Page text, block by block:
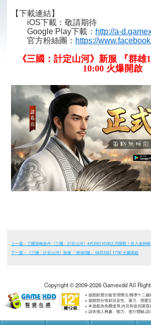
【下載連結】
iOS下載：敬請期待
Google Play下載： http://a-
官方粉絲團： https://
《三國：計定山河》新服 『群雄
10:00 火爆開啟
上一篇：三國策略新作《三國：計定山河》4月23日10:00正式開戰！登入送神
下一篇：《三國：計定山河》新服 『群雄2服』 04月23日 17:00 火爆開啟
Copyright © 2009-2026 Gamexdd All
※ 遊戲軟體分級管理辦法:輔導十二歲
※ 遊戲部分情節涉及性、暴力、戀愛
※ 本遊戲為免費使用,內另有提供購買
※ 請依個人興趣、能力、進行體驗,請